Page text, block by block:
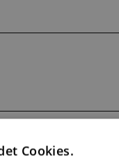
UND
Cookies.